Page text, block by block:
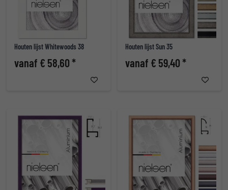
Houten lijst Whitewoods 38
vanaf € 58,60 *
Houten lijst Sun 35
vanaf € 59,40 *